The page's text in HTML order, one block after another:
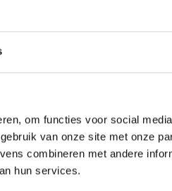
om functies voor social
van onze site met onze
combineren met andere
hun services.
je bestelling, betaal